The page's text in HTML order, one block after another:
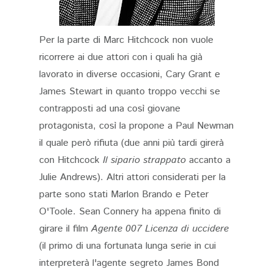
Per la parte di Marc Hitchcock non vuole
ricorrere ai due attori con i quali ha già
lavorato in diverse occasioni, Cary Grant e
James Stewart in quanto troppo vecchi se
contrapposti ad una così giovane
protagonista, così la propone a Paul Newman
il quale però rifiuta (due anni più tardi girerà
con Hitchcock Il sipario strappato accanto a
Julie Andrews). Altri attori considerati per la
parte sono stati Marlon Brando e Peter
O'Toole. Sean Connery ha appena finito di
girare il film Agente 007 Licenza di uccidere
(il primo di una fortunata lunga serie in cui
interpreterà l'agente segreto James Bond